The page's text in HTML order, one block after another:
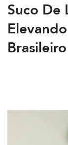
Suco De
Brasileiro